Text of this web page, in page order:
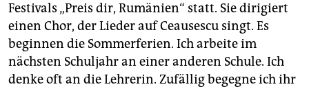
Festivals „Preis dir, Rumänien“ statt. Sie dirigiert
einen Chor, der Lieder auf Ceausescu singt. Es
beginnen die Sommerferien. Ich arbeite im
nächsten Schuljahr an einer anderen Schule. Ich
denke oft an die Lehrerin. Zufällig begegne ich ihr